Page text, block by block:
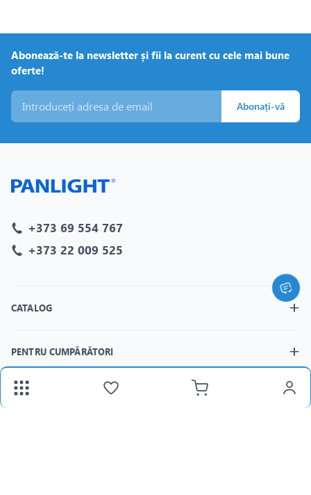
Abonează-te la newsletter și fii la curent cu cele mai bune
oferte!
Abonați-vă
+373 69 554 767
+373 22 009 525
CATALOG
PENTRU CUMPĂRĂTORI
MAGAZINELE